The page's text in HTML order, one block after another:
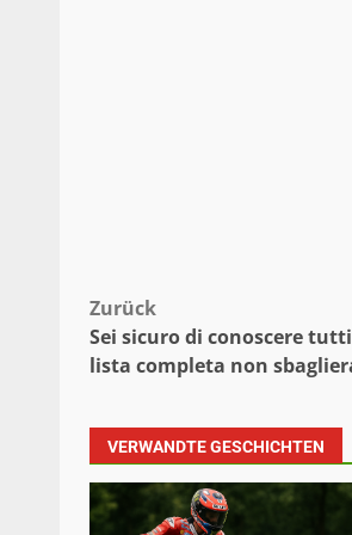
Zurück
Sei sicuro di conoscere
lista completa non
VERWANDTE GESCHICHTEN